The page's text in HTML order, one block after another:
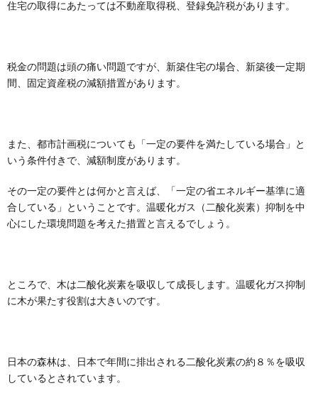
住宅の取得にあたっては不動産取得税、登録免許税があります。
税金の問題は頭の痛い問題ですが、新築住宅の場合、新築後一定期
間、固定資産税の減額措置があります。
また、都市計画税についても「一定の要件を満たしている場合」と
いう条件付きで、減額制度があります。
その一定の要件とは何かと言えば、「一定の省エネルギー基準に適
合している」ということです。温暖化ガス（二酸化炭素）抑制を中
心にした環境問題を考えた措置と言えるでしょう。
ところで、木は二酸化炭素を吸収して成長します。温暖化ガス抑制
に木が果たす役割は大きいのです。
日本の森林は、日本で年間に排出される二酸化炭素の約８％を吸収
しているとされています。